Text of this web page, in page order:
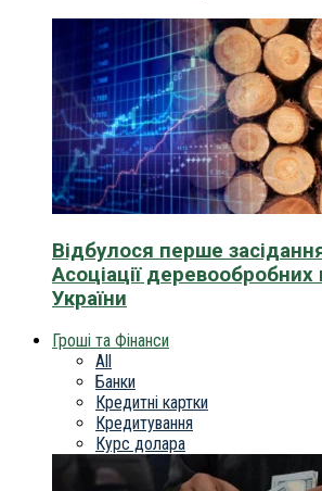
Відбулося перше
Асоціації
України
Гроші та Фінанси
All
Банки
Кредитні картки
Кредитування
Курс долара